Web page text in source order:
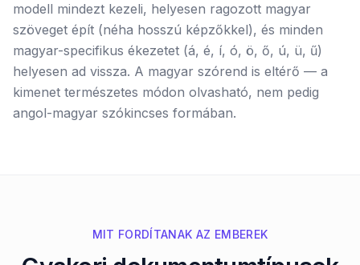
modell mindezt kezeli, helyesen ragozott magyar
szöveget épít (néha hosszú képzőkkel), és minden
magyar-specifikus ékezetet (á, é, í, ó, ö, ő, ú, ü, ű)
helyesen ad vissza. A magyar szórend is eltérő — a
kimenet természetes módon olvasható, nem pedig
angol-magyar szókincses formában.
MIT FORDÍTANAK AZ EMBEREK